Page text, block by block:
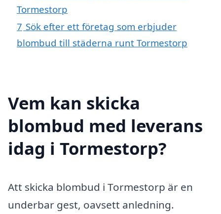
Tormestorp
7 Sök efter ett företag som erbjuder
blombud till städerna runt Tormestorp
Vem kan skicka
blombud med leverans
idag i Tormestorp?
Att skicka blombud i Tormestorp är en
underbar gest, oavsett anledning.